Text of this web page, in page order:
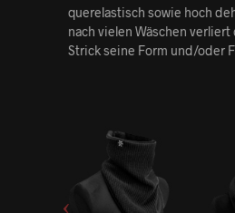
querelastisch sowie hoch
nach vielen Wäschen
Strick seine Form und/oder